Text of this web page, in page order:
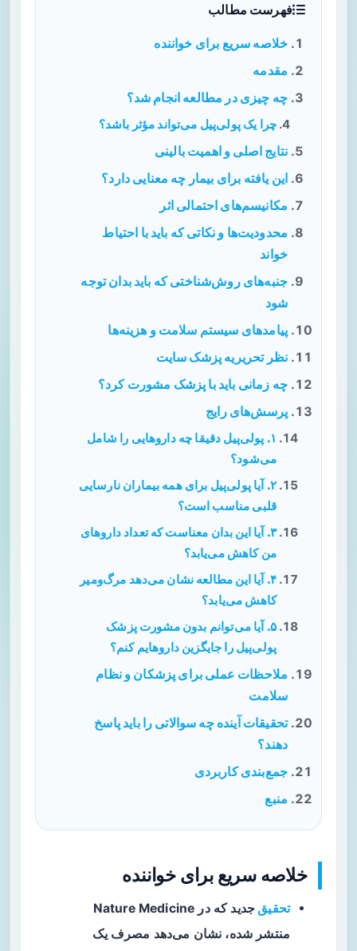
فهرست مطالب
خلاصه سریع برای خواننده
مقدمه
چه چیزی در مطالعه انجام شد؟
چرا یک پولی‌پیل می‌تواند مؤثر باشد؟
نتایج اصلی و اهمیت بالینی
این یافته برای بیمار چه معنایی دارد؟
مکانیسم‌های احتمالی اثر
محدودیت‌ها و نکاتی که باید با احتیاط
خواند
جنبه‌های روش‌شناختی که باید بدان توجه
شود
پیامدهای سیستم سلامت و هزینه‌ها
نظر تحریریه پزشک سایت
چه زمانی باید با پزشک مشورت کرد؟
پرسش‌های رایج
۱. پولی‌پیل دقیقا چه داروهایی را شامل
می‌شود؟
۲. آیا پولی‌پیل برای همه بیماران نارسایی
قلبی مناسب است؟
۳. آیا این بدان معناست که تعداد داروهای
من کاهش می‌یابد؟
۴. آیا این مطالعه نشان می‌دهد مرگ‌ومیر
کاهش می‌یابد؟
۵. آیا می‌توانم بدون مشورت پزشک
پولی‌پیل را جایگزین داروهایم کنم؟
ملاحظات عملی برای پزشکان و نظام
سلامت
تحقیقات آینده چه سوالاتی را باید پاسخ
دهند؟
جمع‌بندی کاربردی
منبع
خلاصه سریع برای خواننده
تحقیق جدید
که در Nature Medicine
منتشر شده، نشان می‌دهد مصرف یک